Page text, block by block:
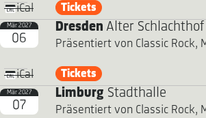
iCal Tickets
Mär 2027
06
iCal
Dresden Alter Schlachthof
Präsentiert von Classic Rock,
Tickets
Mär 2027
07
Limburg Stadthalle
Präsentiert von Classic Rock,